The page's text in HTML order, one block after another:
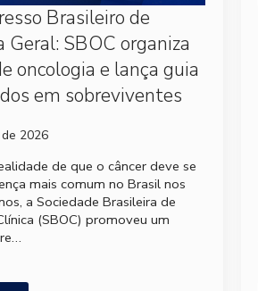
Brasileiro de
Geral: SBOC organiza
oncologia e lança guia
em sobreviventes
2026
de que o câncer deve se
mais comum no Brasil nos
a Sociedade Brasileira de
(SBOC) promoveu um